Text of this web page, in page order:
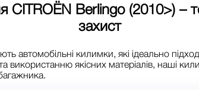
CITROЁN Berlingo (2010>)–
захист
автомобільні килимки, які ідеально
використанню якісних матеріалів, наші